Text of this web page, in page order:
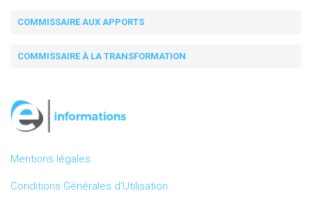
COMMISSAIRE AUX APPORTS
COMMISSAIRE À LA TRANSFORMATION
Mentions légales
Conditions Générales d’Utilisation